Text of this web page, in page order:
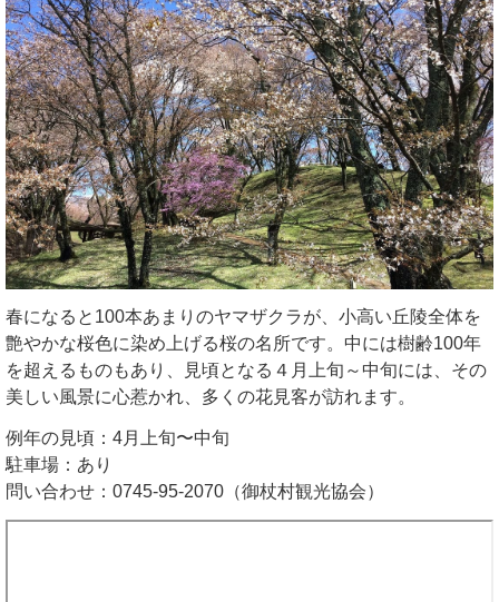
春になると100本あまりのヤマザクラが、小高い丘陵全体を
艶やかな桜色に染め上げる桜の名所です。中には樹齢100年
を超えるものもあり、見頃となる４月上旬～中旬には、その
美しい風景に心惹かれ、多くの花見客が訪れます。
例年の見頃：4月上旬〜中旬
駐車場：あり
問い合わせ：0745-95-2070（御杖村観光協会）